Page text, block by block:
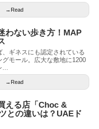
→Read
わない歩き方！MAP
、ギネスにも認定されている
モール。広大な敷地に1200
...
→Read
える店「Choc &
との違いは？UAEド